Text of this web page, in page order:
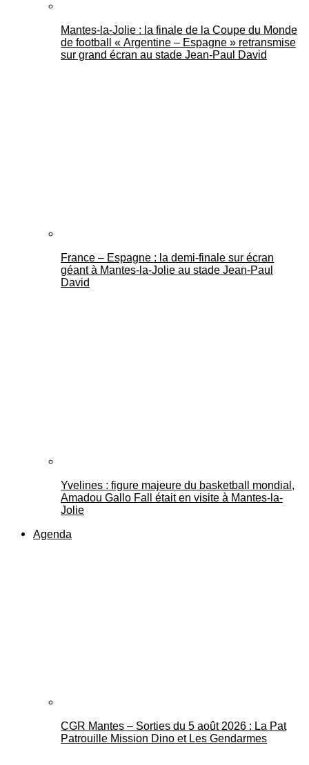
Mantes-la-Jolie : la finale de la Coupe du Monde
de football « Argentine – Espagne » retransmise
sur grand écran au stade Jean-Paul David
France – Espagne : la demi-finale sur écran
géant à Mantes-la-Jolie au stade Jean-Paul
David
Yvelines : figure majeure du basketball mondial,
Amadou Gallo Fall était en visite à Mantes-la-
Jolie
Agenda
CGR Mantes – Sorties du 5 août 2026 : La Pat
Patrouille Mission Dino et Les Gendarmes